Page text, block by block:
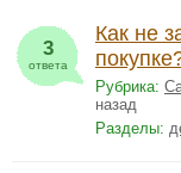
3
ответа
Как не
Рубрика:
назад
Разделы: